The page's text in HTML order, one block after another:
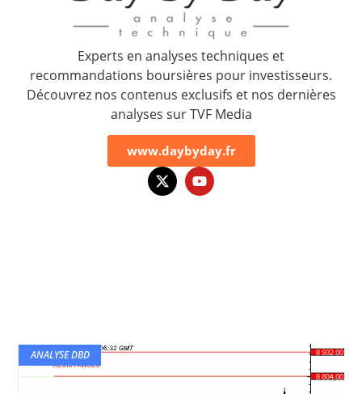
Experts en analyses techniques et
recommandations boursières pour investisseurs.
Découvrez nos contenus exclusifs et nos dernières
analyses sur TVF Media
www.daybyday.fr
ANALYSE DBD